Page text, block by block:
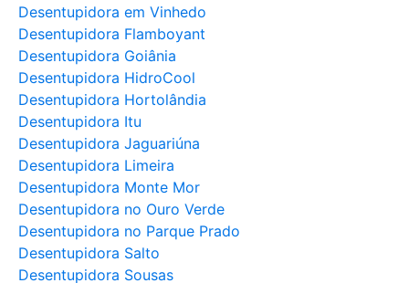
Desentupidora em Vinhedo
Desentupidora Flamboyant
Desentupidora Goiânia
Desentupidora HidroCool
Desentupidora Hortolândia
Desentupidora Itu
Desentupidora Jaguariúna
Desentupidora Limeira
Desentupidora Monte Mor
Desentupidora no Ouro Verde
Desentupidora no Parque Prado
Desentupidora Salto
Desentupidora Sousas